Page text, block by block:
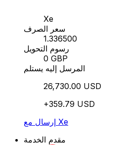
Xe
سعر الصرف
1.336500
رسوم التحويل
0 GBP
المرسل إليه يستلم
26,730.00 USD
+359.79 USD
إرسال مع Xe
مقدم الخدمة